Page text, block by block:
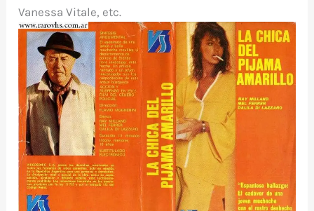
Vanessa Vitale, etc.